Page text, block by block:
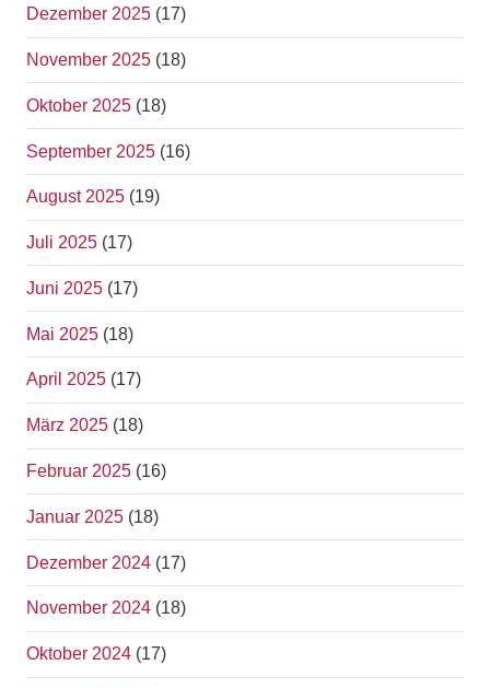
Dezember 2025 (17)
November 2025 (18)
Oktober 2025 (18)
September 2025 (16)
August 2025 (19)
Juli 2025 (17)
Juni 2025 (17)
Mai 2025 (18)
April 2025 (17)
März 2025 (18)
Februar 2025 (16)
Januar 2025 (18)
Dezember 2024 (17)
November 2024 (18)
Oktober 2024 (17)